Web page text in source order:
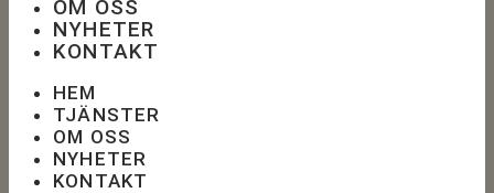
OM OSS
NYHETER
KONTAKT
HEM
TJÄNSTER
OM OSS
NYHETER
KONTAKT